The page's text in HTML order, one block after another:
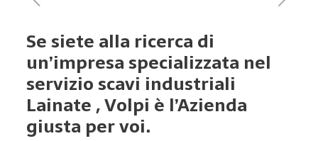
Se siete alla ricerca di
un’impresa specializzata nel
servizio scavi industriali
Lainate , Volpi è l’Azienda
giusta per voi.